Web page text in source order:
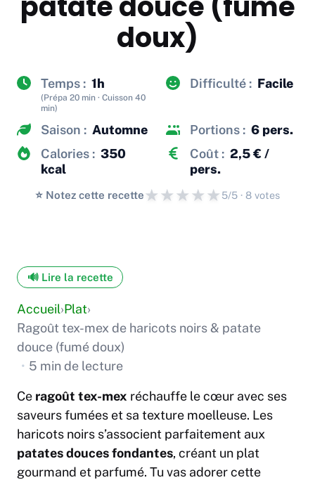
doux)
Temps : 1h
(Prépa 20 min · Cuisson 40
min)
Difficulté : Facile
Saison : Automne Portions : 6 pers.
Calories : 350
kcal
Coût : 2,5 € /
pers.
⭐️ Notez cette recette★★★★★ 5/5 · 8 votes
🔊 Lire la recette
Accueil›Plat›
Ragoût tex-mex de haricots noirs & patate
douce (fumé doux)
• 5 min de lecture
Ce ragoût tex-mex réchauffe le cœur avec ses
saveurs fumées et sa texture moelleuse. Les
haricots noirs s’associent parfaitement aux
patates douces fondantes, créant un plat
gourmand et parfumé. Tu vas adorer cette